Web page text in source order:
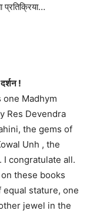
प्रतिक्रिया…
!
Madhym
Res Devendra
the gems of
Unh , the
congratulate all.
these books
stature, one
jewel in the